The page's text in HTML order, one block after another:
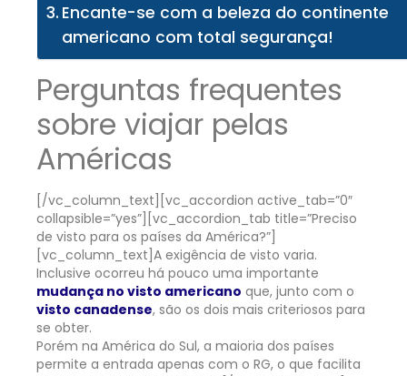
Encante-se com a beleza do continente
americano com total segurança!
Perguntas frequentes
sobre viajar pelas
Américas
[/vc_column_text][vc_accordion active_tab=”0″
collapsible=”yes”][vc_accordion_tab title=”Preciso
de visto para os países da América?”]
[vc_column_text]A exigência de visto varia.
Inclusive ocorreu há pouco uma importante
mudança no visto americano que, junto com o
visto canadense, são os dois mais criteriosos para
se obter.
Porém na América do Sul, a maioria dos países
permite a entrada apenas com o RG, o que facilita